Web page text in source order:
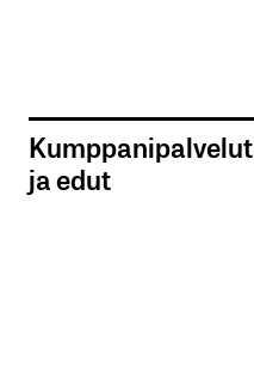
Kumppanipalvelut
ja edut